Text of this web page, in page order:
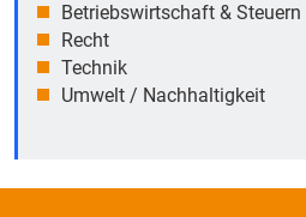
Betriebswirtschaft & Steuern
Recht
Technik
Umwelt / Nachhaltigkeit